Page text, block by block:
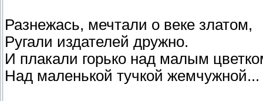
Разнежась, мечтали о веке златом,
Ругали издателей дружно.
И плакали горько над малым
Над маленькой тучкой жемчужной...